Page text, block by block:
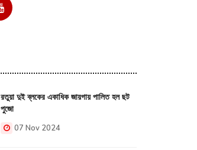
রতুয়া দুই ব্লকের একাধিক জায়গায় পালিত হল ছট
পুজো
07 Nov 2024